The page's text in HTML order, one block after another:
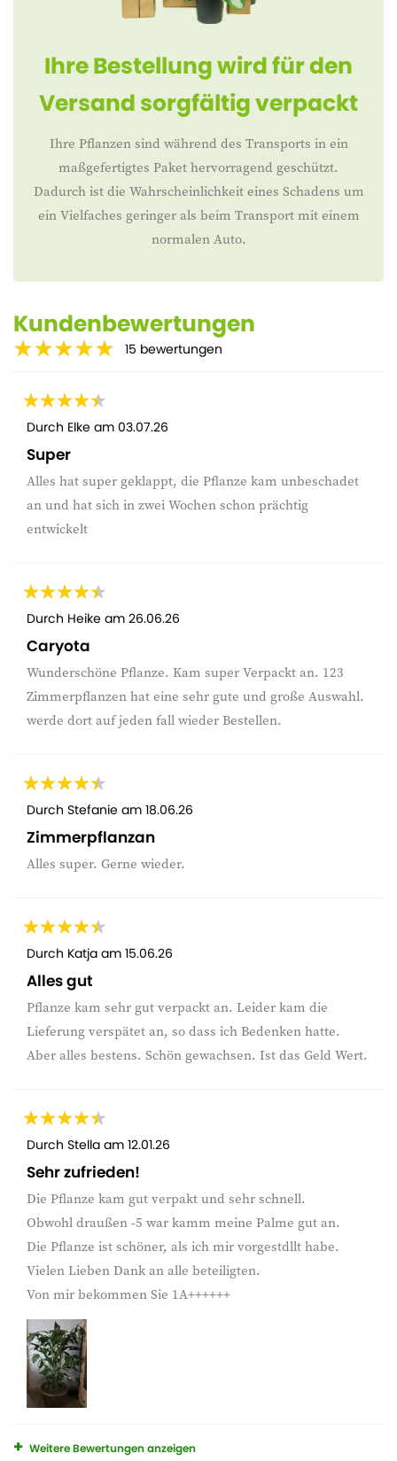
Ihre Bestellung wird für den
Versand sorgfältig verpackt
Ihre Pflanzen sind während des Transports in ein
maßgefertigtes Paket hervorragend geschützt.
Dadurch ist die Wahrscheinlichkeit eines Schadens um
ein Vielfaches geringer als beim Transport mit einem
normalen Auto.
Kundenbewertungen
15 bewertungen
Durch Elke am 03.07.26
Super
Alles hat super geklappt, die Pflanze kam unbeschadet
an und hat sich in zwei Wochen schon prächtig
entwickelt
Durch Heike am 26.06.26
Caryota
Wunderschöne Pflanze. Kam super Verpackt an. 123
Zimmerpflanzen hat eine sehr gute und große Auswahl.
werde dort auf jeden fall wieder Bestellen.
Durch Stefanie am 18.06.26
Zimmerpflanzan
Alles super. Gerne wieder.
Durch Katja am 15.06.26
Alles gut
Pflanze kam sehr gut verpackt an. Leider kam die
Lieferung verspätet an, so dass ich Bedenken hatte.
Aber alles bestens. Schön gewachsen. Ist das Geld Wert.
Durch Stella am 12.01.26
Sehr zufrieden!
Die Pflanze kam gut verpakt und sehr schnell.
Obwohl draußen -5 war kamm meine Palme gut an.
Die Pflanze ist schöner, als ich mir vorgestdllt habe.
Vielen Lieben Dank an alle beteiligten.
Von mir bekommen Sie 1A++++++
Weitere Bewertungen anzeigen